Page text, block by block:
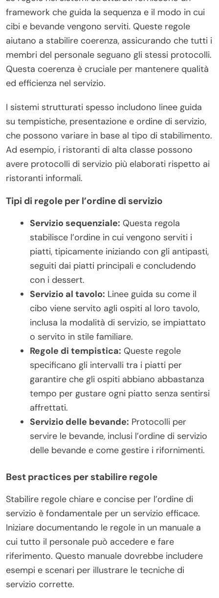
framework che guida la sequenza e il modo in cui
cibi e bevande vengono serviti. Queste regole
aiutano a stabilire coerenza, assicurando che tutti i
membri del personale seguano gli stessi protocolli.
Questa coerenza è cruciale per mantenere qualità
ed efficienza nel servizio.
I sistemi strutturati spesso includono linee guida
su tempistiche, presentazione e ordine di servizio,
che possono variare in base al tipo di stabilimento.
Ad esempio, i ristoranti di alta classe possono
avere protocolli di servizio più elaborati rispetto ai
ristoranti informali.
Tipi di regole per l’ordine di servizio
Servizio sequenziale: Questa regola
stabilisce l’ordine in cui vengono serviti i
piatti, tipicamente iniziando con gli antipasti,
seguiti dai piatti principali e concludendo
con i dessert.
Servizio al tavolo: Linee guida su come il
cibo viene servito agli ospiti al loro tavolo,
inclusa la modalità di servizio, se impiattato
o servito in stile familiare.
Regole di tempistica: Queste regole
specificano gli intervalli tra i piatti per
garantire che gli ospiti abbiano abbastanza
tempo per gustare ogni piatto senza sentirsi
affrettati.
Servizio delle bevande: Protocolli per
servire le bevande, inclusi l’ordine di servizio
delle bevande e come gestire i rifornimenti.
Best practices per stabilire regole
Stabilire regole chiare e concise per l’ordine di
servizio è fondamentale per un servizio efficace.
Iniziare documentando le regole in un manuale a
cui tutto il personale può accedere e fare
riferimento. Questo manuale dovrebbe includere
esempi e scenari per illustrare le tecniche di
servizio corrette.